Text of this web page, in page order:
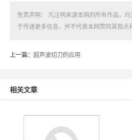
免责声明： 凡注明来源本网的所有作品，
于传递更多信息，并不代表本网赞同其观点
上一篇： 超声波切刀的应用
相关文章